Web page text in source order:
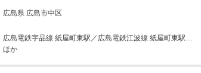
広島県 広島市中区
広島電鉄宇品線 紙屋町東駅／広島電鉄江波線 紙屋町東駅…
ほか